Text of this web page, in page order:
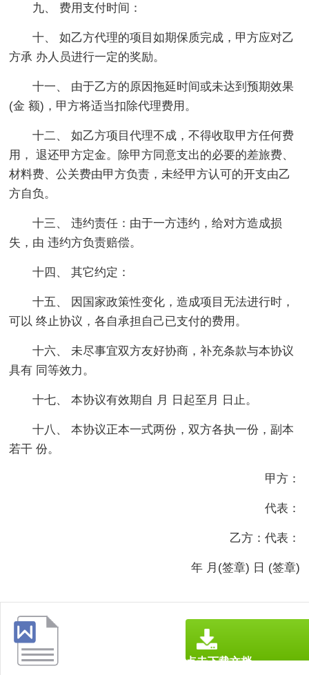
九、 费用支付时间：
十、 如乙方代理的项目如期保质完成，甲方应对乙
方承 办人员进行一定的奖励。
十一、 由于乙方的原因拖延时间或未达到预期效果
(金 额)，甲方将适当扣除代理费用。
十二、 如乙方项目代理不成，不得收取甲方任何费
用， 退还甲方定金。除甲方同意支出的必要的差旅费、
材料费、公关费由甲方负责，未经甲方认可的开支由乙
方自负。
十三、 违约责任：由于一方违约，给对方造成损
失，由 违约方负责赔偿。
十四、 其它约定：
十五、 因国家政策性变化，造成项目无法进行时，
可以 终止协议，各自承担自己已支付的费用。
十六、 未尽事宜双方友好协商，补充条款与本协议
具有 同等效力。
十七、 本协议有效期自 月 日起至月 日止。
十八、 本协议正本一式两份，双方各执一份，副本
若干 份。
甲方：
代表：
乙方：代表：
年 月(签章) 日 (签章)
点击下载文档